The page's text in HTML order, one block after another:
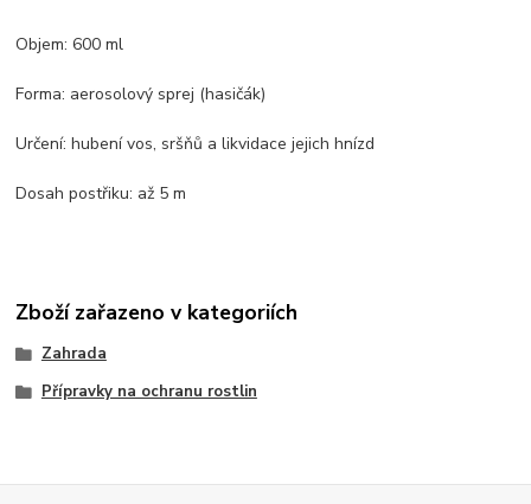
Objem: 600 ml
Forma: aerosolový sprej (hasičák)
Určení: hubení vos, sršňů a likvidace jejich hnízd
Dosah postřiku: až 5 m
Zboží zařazeno v kategoriích
Zahrada
Přípravky na ochranu rostlin